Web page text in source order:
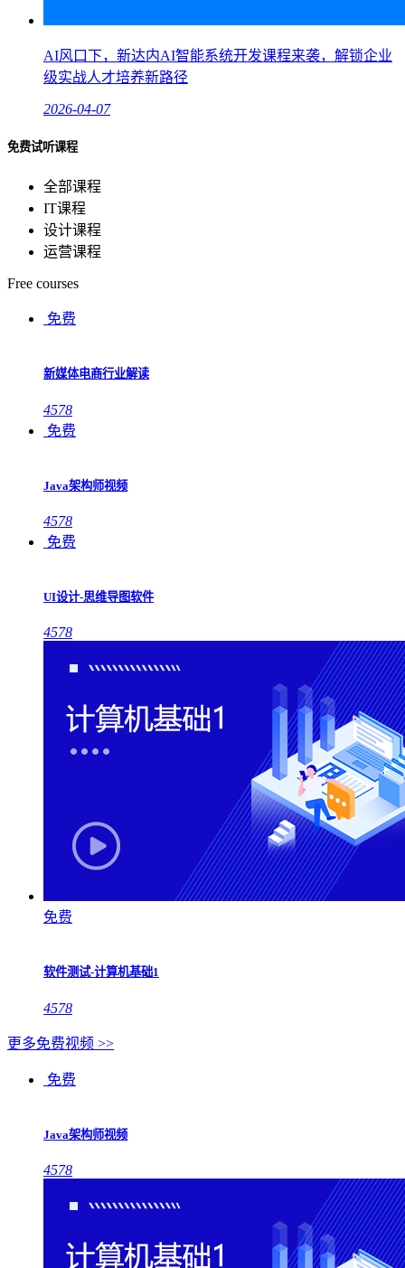
AI风口下，新达内AI智能系统开发课程来袭，解锁企业
级实战人才培养新路径
2026-04-07
免费试听课程
全部课程
IT课程
设计课程
运营课程
Free courses
免费
新媒体电商行业解读
4578
免费
Java架构师视频
4578
免费
UI设计-思维导图软件
4578
免费
软件测试-计算机基础1
4578
更多免费视频 >>
免费
Java架构师视频
4578